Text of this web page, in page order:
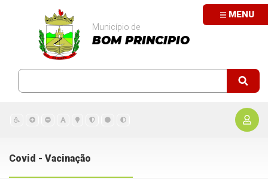
MENU
Município de
BOM PRINCIPIO
Covid - Vacinação